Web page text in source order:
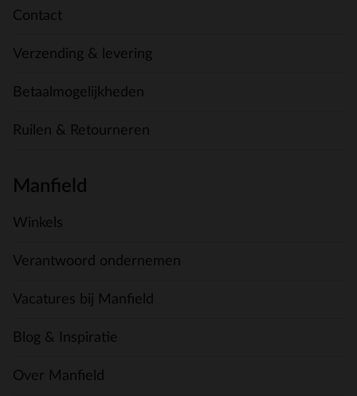
Contact
Verzending & levering
Betaalmogelijkheden
Ruilen & Retourneren
Manfield
Winkels
Verantwoord ondernemen
Vacatures bij Manfield
Blog & Inspiratie
Over Manfield